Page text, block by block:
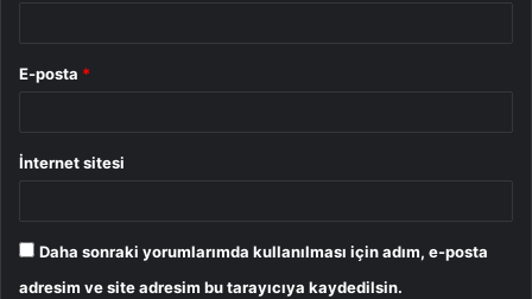
E-posta *
İnternet sitesi
Daha sonraki yorumlarımda kullanılması için adım, e-posta
adresim ve site adresim bu tarayıcıya kaydedilsin.